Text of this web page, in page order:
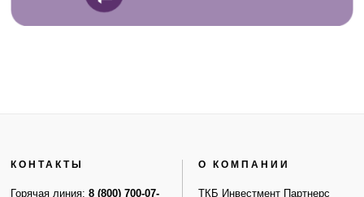
КОНТАКТЫ
Горячая линия:8 (800) 700-07-
О КОМПАНИИ
ТКБ Инвестмент Партнерс